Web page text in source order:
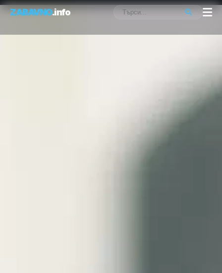
ZABAVNO.info